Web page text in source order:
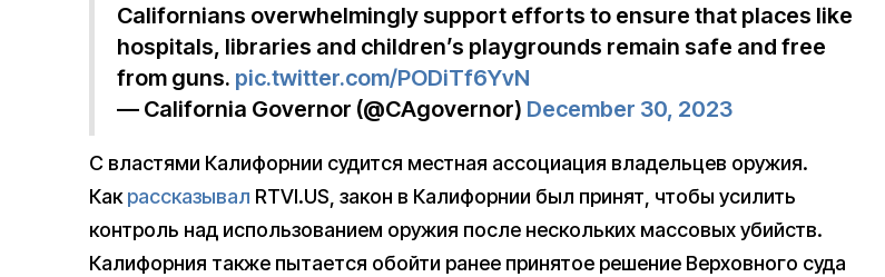
Californians overwhelmingly support efforts to ensure that places like
hospitals, libraries and children’s playgrounds remain safe and free
from guns. pic.twitter.com/PODiTf6YvN
— California Governor (@CAgovernor) December 30, 2023
С властями Калифорнии судится местная ассоциация владельцев оружия.
Какрассказывал RTVI.US, закон в Калифорнии был принят, чтобы усилить
контроль над использованием оружия после нескольких массовых убийств.
Калифорния также пытается обойти ранее принятое решение Верховного суда